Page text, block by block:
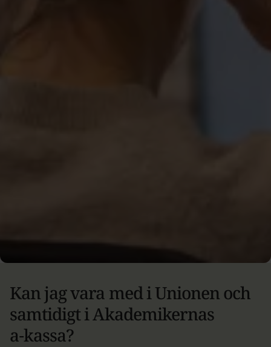
Kan jag vara med i Unionen och
samtidigt i Akademikernas
a‑kassa?